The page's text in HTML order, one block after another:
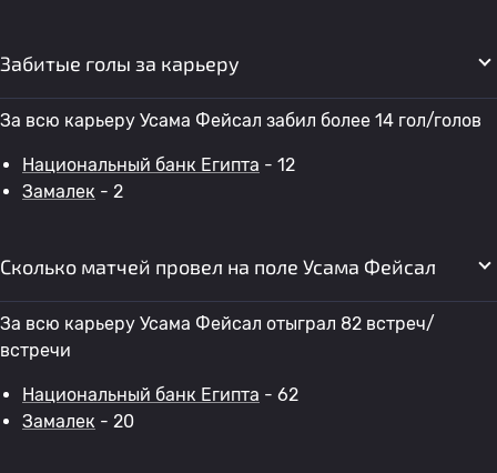
Забитые голы за карьеру
За всю карьеру Усама Фейсал забил более 14 гол/голов
Национальный банк Египта - 12
Замалек - 2
Сколько матчей провел на поле Усама Фейсал
За всю карьеру Усама Фейсал отыграл 82 встреч/
встречи
Национальный банк Египта - 62
Замалек - 20